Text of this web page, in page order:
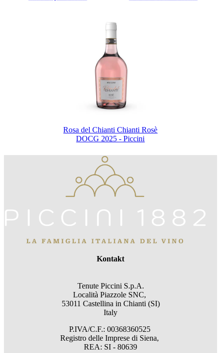
Rosa del Chianti Chianti Rosè
DOCG 2025 - Piccini
Kontakt
Tenute Piccini S.p.A.
Località Piazzole SNC,
53011 Castellina in Chianti (SI)
Italy
P.IVA/C.F.: 00368360525
Registro delle Imprese di Siena,
REA: SI - 80639